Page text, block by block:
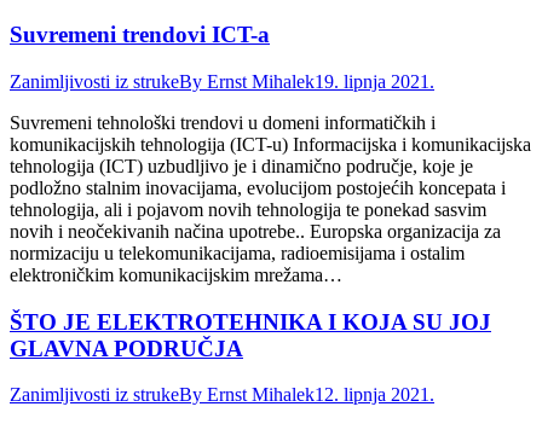
Suvremeni trendovi ICT-a
Zanimljivosti iz strukeBy Ernst Mihalek19. lipnja 2021.
Suvremeni tehnološki trendovi u domeni informatičkih i
komunikacijskih tehnologija (ICT-u) Informacijska i komunikacijska
tehnologija (ICT) uzbudljivo je i dinamično područje, koje je
podložno stalnim inovacijama, evolucijom postojećih koncepata i
tehnologija, ali i pojavom novih tehnologija te ponekad sasvim
novih i neočekivanih načina upotrebe.. Europska organizacija za
normizaciju u telekomunikacijama, radioemisijama i ostalim
elektroničkim komunikacijskim mrežama…
ŠTO JE ELEKTROTEHNIKA I KOJA SU JOJ
GLAVNA PODRUČJA
Zanimljivosti iz strukeBy Ernst Mihalek12. lipnja 2021.